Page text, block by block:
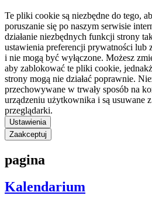
Te pliki cookie są niezbędne do tego,
poruszanie się po naszym serwisie
działanie niezbędnych funkcji strony
ustawienia preferencji prywatności lub
i nie mogą być wyłączone. Możesz
aby zablokować te pliki cookie,
strony mogą nie działać poprawnie.
przechowywane w trwały sposób na
urządzeniu użytkownika i są usuwane
przeglądarki.
Ustawienia
Zaakceptuj
pagina
Kalendarium